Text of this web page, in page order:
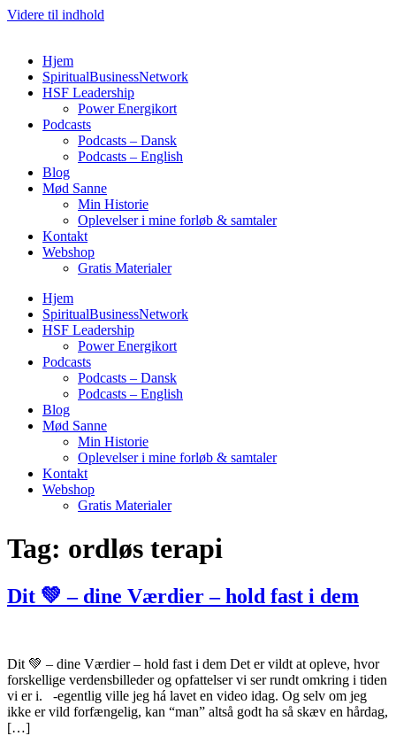
Videre til indhold
Hjem
SpiritualBusinessNetwork
HSF Leadership
Power Energikort
Podcasts
Podcasts – Dansk
Podcasts – English
Blog
Mød Sanne
Min Historie
Oplevelser i mine forløb & samtaler
Kontakt
Webshop
Gratis Materialer
Hjem
SpiritualBusinessNetwork
HSF Leadership
Power Energikort
Podcasts
Podcasts – Dansk
Podcasts – English
Blog
Mød Sanne
Min Historie
Oplevelser i mine forløb & samtaler
Kontakt
Webshop
Gratis Materialer
Tag: ordløs terapi
Dit 💚 – dine Værdier – hold fast i dem
Dit 💚 – dine Værdier – hold fast i dem Det er vildt at opleve, hvor
forskellige verdensbilleder og opfattelser vi ser rundt omkring i tiden
vi er i. -egentlig ville jeg há lavet en video idag. Og selv om jeg
ikke er vild forfængelig, kan “man” altså godt ha så skæv en hårdag,
[…]